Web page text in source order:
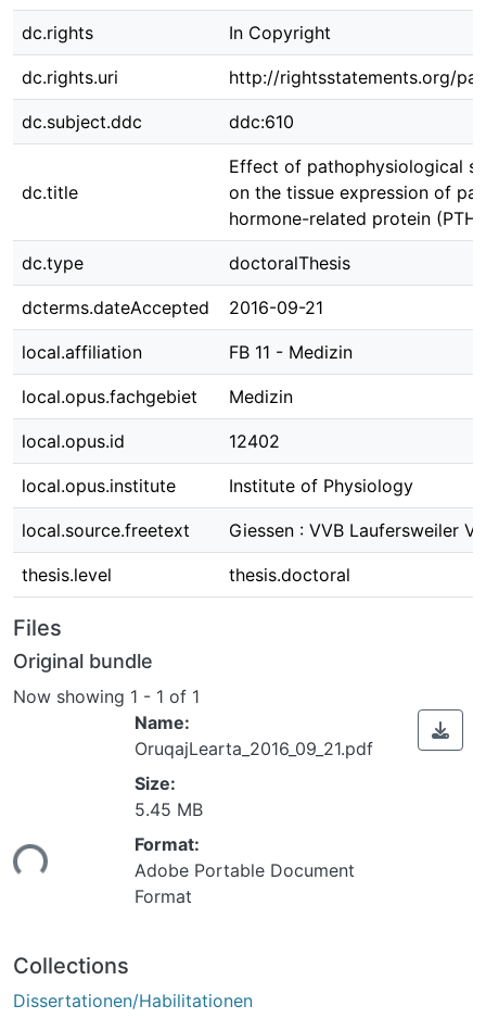
dc.rights In Copyright
dc.rights.uri http://rightsstatements.org/
dc.subject.ddc ddc:610
dc.title
Effect of pathophysiological
on the tissue expression of
hormone-related protein
dc.type doctoralThesis
dcterms.dateAccepted 2016-09-21
local.affiliation FB 11 - Medizin
local.opus.fachgebiet Medizin
local.opus.id 12402
local.opus.institute Institute of Physiology
local.source.freetext Giessen : VVB Laufersweiler
thesis.level thesis.doctoral
Files
Original bundle
Now showing 1 - 1 of 1
Loading...
Name:
OruqajLearta_2016_09_21.pdf
Size:
5.45 MB
Format:
Adobe Portable Document
Format
Collections
Dissertationen/Habilitationen